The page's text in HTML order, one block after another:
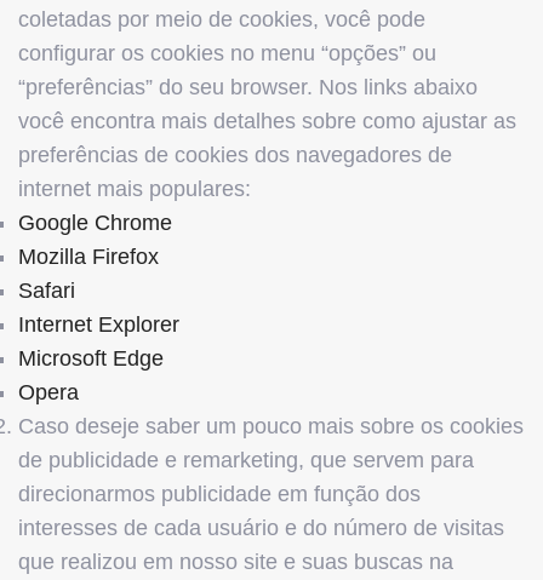
coletadas por meio de cookies, você pode
configurar os cookies no menu “opções” ou
“preferências” do seu browser. Nos links abaixo
você encontra mais detalhes sobre como ajustar as
preferências de cookies dos navegadores de
internet mais populares:
Google Chrome
Mozilla Firefox
Safari
Internet Explorer
Microsoft Edge
Opera
Caso deseje saber um pouco mais sobre os cookies
de publicidade e remarketing, que servem para
direcionarmos publicidade em função dos
interesses de cada usuário e do número de visitas
que realizou em nosso site e suas buscas na